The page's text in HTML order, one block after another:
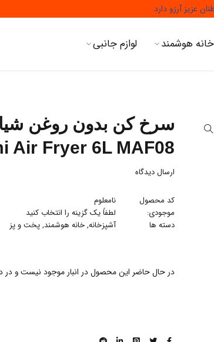
عزیز آرزو دارد
خانه هوشمند لوازم جانبی
سرخ کن بدون روغن
Air Fryer 6L MAF08
ارسال دیدگاه
کد محصول
نامعلوم
موجودی:
لطفاً یک گزینه را انتخاب کنید
دسته ها
آشپزخانه,خانه هوشمند,پخت و پز
در حال حاضر این محصول در انبار موجود نیست و